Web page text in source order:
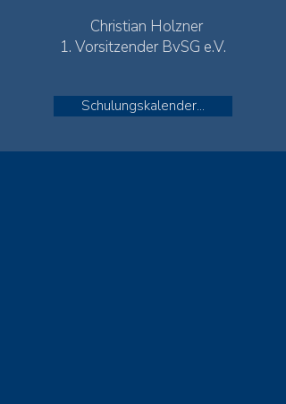
Christian Holzner
1. Vorsitzender BvSG e.V.
Schulungskalender...